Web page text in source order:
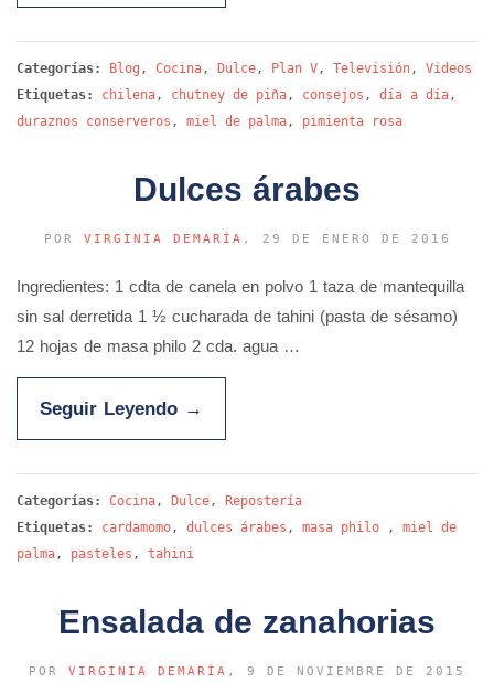
Categorías: Blog , Cocina , Dulce , Plan V , Televisión , Videos
Etiquetas:
chilena , chutney de piña , consejos , día a día ,
duraznos conserveros , miel de palma , pimienta rosa
Dulces árabes
POR VIRGINIA DEMARÍA , 29 DE ENERO DE 2016
Ingredientes: 1 cdta de canela en polvo 1 taza de mantequilla
sin sal derretida 1 ½ cucharada de tahini (pasta de sésamo)
12 hojas de masa philo 2 cda. agua …
Seguir Leyendo →
Categorías: Cocina , Dulce , Repostería
Etiquetas:
cardamomo , dulces árabes , masa philo , miel de
palma , pasteles , tahini
Ensalada de zanahorias
POR VIRGINIA DEMARÍA , 9 DE NOVIEMBRE DE 2015